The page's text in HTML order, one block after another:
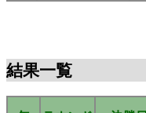
結果一覧